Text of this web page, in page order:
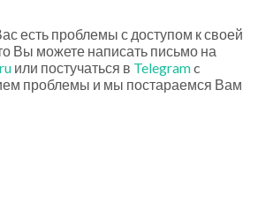
есть проблемы с доступом к своей
Вы можете написать письмо на
или постучаться в Telegramc
проблемы и мы постараемся Вам